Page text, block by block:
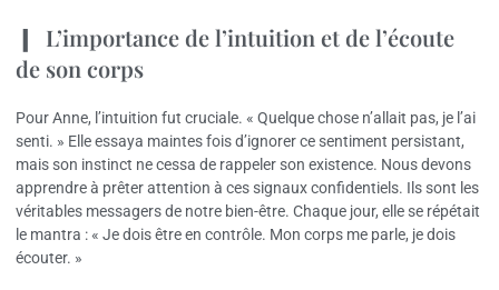
L’importance de l’intuition et de l’écoute
de son corps
Pour Anne, l’intuition fut cruciale. « Quelque chose n’allait pas, je l’ai
senti. » Elle essaya maintes fois d’ignorer ce sentiment persistant,
mais son instinct ne cessa de rappeler son existence. Nous devons
apprendre à prêter attention à ces signaux confidentiels. Ils sont les
véritables messagers de notre bien-être. Chaque jour, elle se répétait
le mantra : « Je dois être en contrôle. Mon corps me parle, je dois
écouter. »